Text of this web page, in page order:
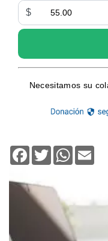
Facebook
TwitterWhatsApp